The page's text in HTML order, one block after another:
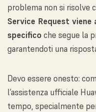
problema non si risolve
Service Request
specifico che segue la
garantendoti una
Devo essere onesto:
l’assistenza ufficiale
tempo, specialmente